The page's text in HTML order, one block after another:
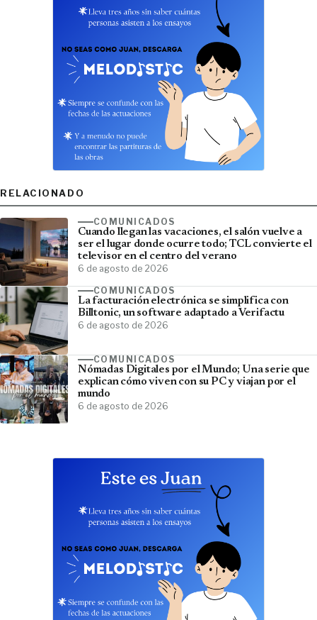
RELACIONADO
COMUNICADOS
Cuando llegan las vacaciones, el salón vuelve a
ser el lugar donde ocurre todo; TCL convierte el
televisor en el centro del verano
6 de agosto de 2026
COMUNICADOS
La facturación electrónica se simplifica con
Billtonic, un software adaptado a Verifactu
6 de agosto de 2026
COMUNICADOS
Nómadas Digitales por el Mundo; Una serie que
explican cómo viven con su PC y viajan por el
mundo
6 de agosto de 2026